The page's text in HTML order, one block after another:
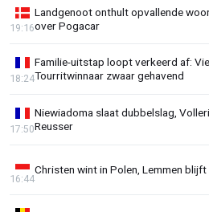
Landgenoot onthult opvallende
over Pogacar
19:16
Familie-uitstap loopt verkeerd af:
Tourritwinnaar zwaar gehavend
18:24
Niewiadoma slaat dubbelslag,
Reusser
17:50
Christen wint in Polen, Lemmen
16:44